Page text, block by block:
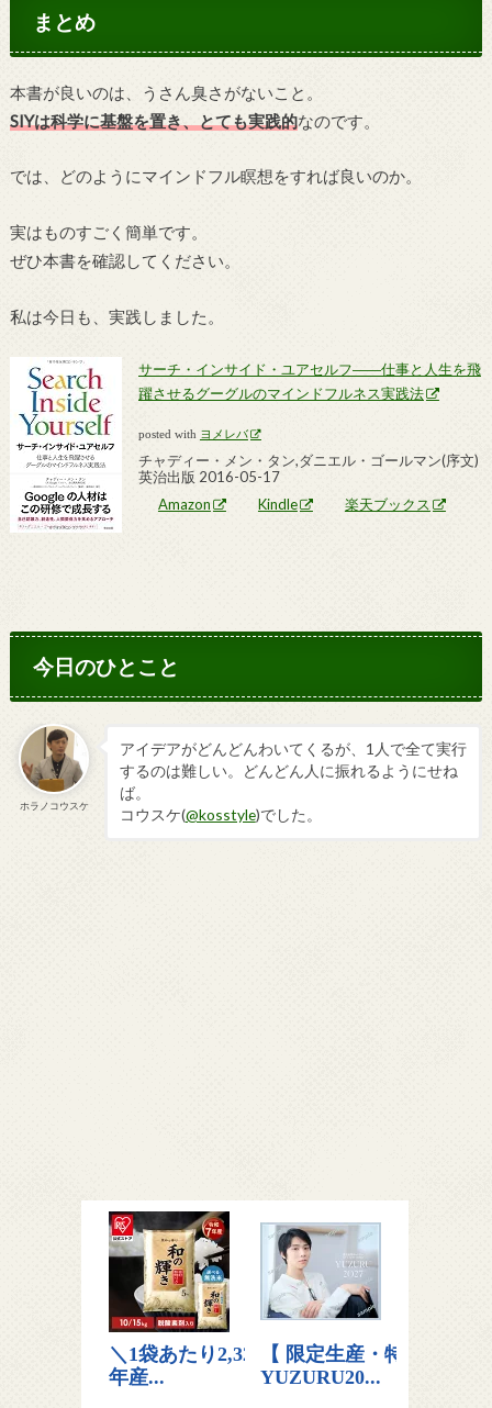
まとめ
本書が良いのは、うさん臭さがないこと。
SIYは科学に基盤を置き、とても実践的なのです。
では、どのようにマインドフル瞑想をすれば良いのか。
実はものすごく簡単です。
ぜひ本書を確認してください。
私は今日も、実践しました。
サーチ・インサイド・ユアセルフ――仕事と人生を飛
躍させるグーグルのマインドフルネス実践法
posted with ヨメレバ
チャディー・メン・タン,ダニエル・ゴールマン(序文)
英治出版 2016-05-17
Amazon
Kindle 楽天ブックス
今日のひとこと
ホラノコウスケ
アイデアがどんどんわいてくるが、1人で全て実行
するのは難しい。どんどん人に振れるようにせね
ば。
コウスケ(@kosstyle)でした。